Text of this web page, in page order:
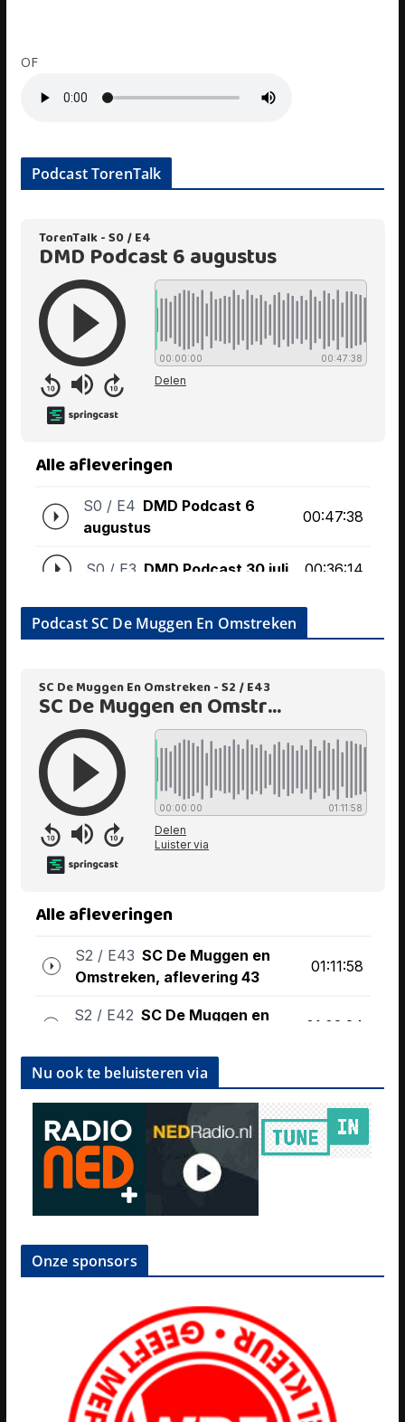
OF
Podcast TorenTalk
Podcast SC De Muggen En Omstreken
Nu ook te beluisteren via
Onze sponsors